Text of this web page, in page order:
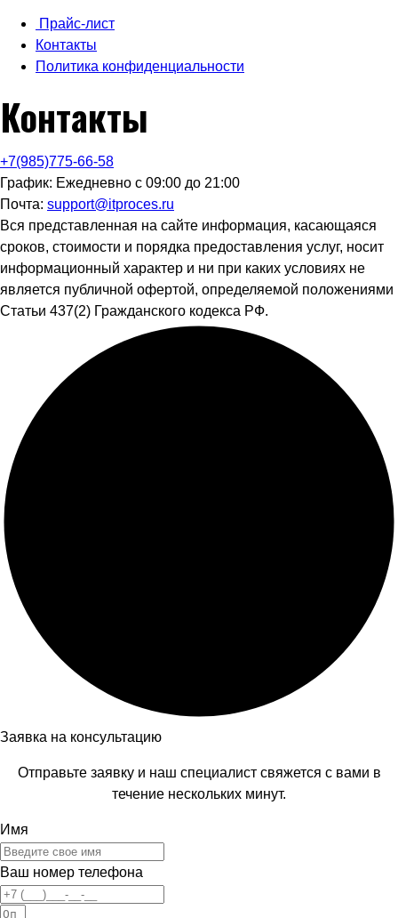
Прайс-лист
Контакты
Политика конфиденциальности
Контакты
+7(985)775-66-58
График: Ежедневно с 09:00 до 21:00
Почта: support@itproces.ru
Вся представленная на сайте информация, касающаяся
сроков, стоимости и порядка предоставления услуг, носит
информационный характер и ни при каких условиях не
является публичной офертой, определяемой положениями
Статьи 437(2) Гражданского кодекса РФ.
Заявка на консультацию
Отправьте заявку и наш специалист свяжется с вами в
течение нескольких минут.
Имя
Ваш номер телефона